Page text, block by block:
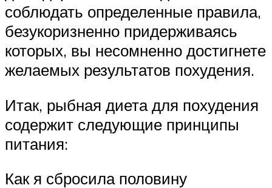
соблюдать определенные правила,
безукоризненно придерживаясь
которых, вы несомненно достигнете
желаемых результатов похудения.
Итак, рыбная диета для похудения
содержит следующие принципы
питания:
Как я сбросила половину